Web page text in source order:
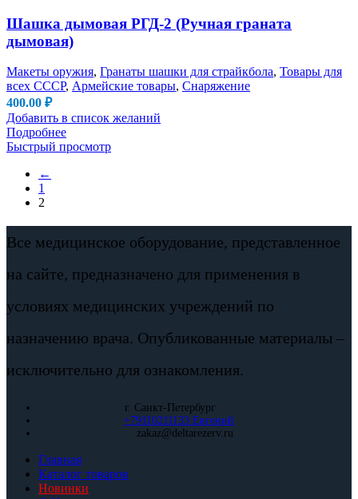
Шашка дымовая РГД-2 (Ручная граната
дымовая)
Макеты оружия, Гранаты шашки для страйкбола, Товары для
всех СССР, Армейские товары, Снаряжение
400.00 ₽
Добавить в список желаний
Подробнее
Быстрый просмотр
←
1
2
Все медицинское оборудование, представленное
на сайте, предназначено для применения в
условиях медицинских учреждений по
назначению врача. Опубликованные материалы –
исключительно для ознакомления.
г. Санкт-Петербург
+79110211133 Евгений
zakaz@deltarezerv.ru
Главная
Каталог товаров
Новинки